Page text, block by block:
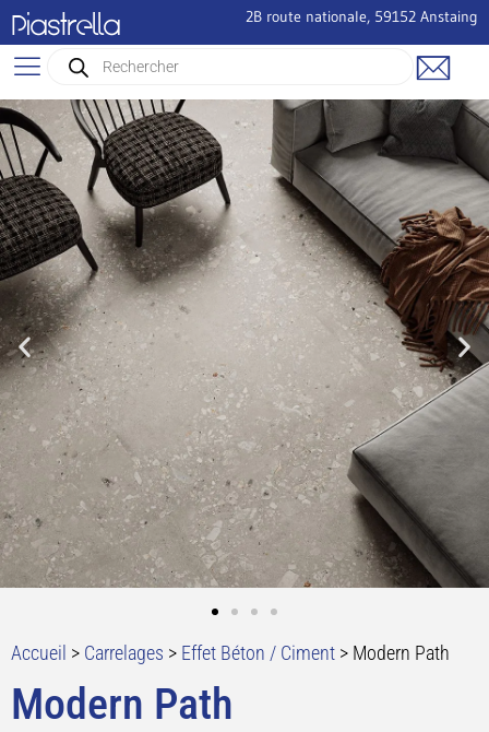
Piastrella 2B route nationale, 59152 Anstaing
Accueil > Carrelages > Effet Béton / Ciment > Modern Path
Modern Path